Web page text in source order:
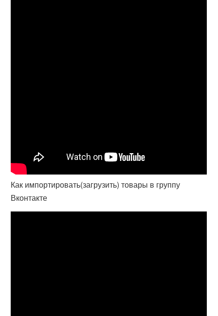
Как импортировать(загрузить) товары в группу
Вконтакте